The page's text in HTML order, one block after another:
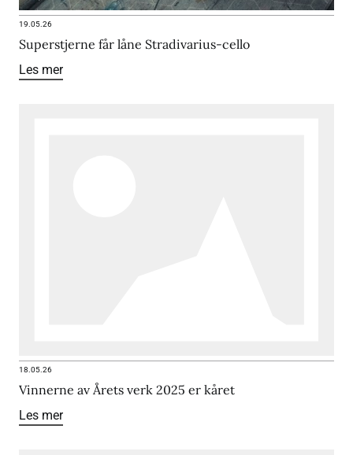
19.05.26
Superstjerne får låne Stradivarius-cello
Les mer
18.05.26
Vinnerne av Årets verk 2025 er kåret
Les mer